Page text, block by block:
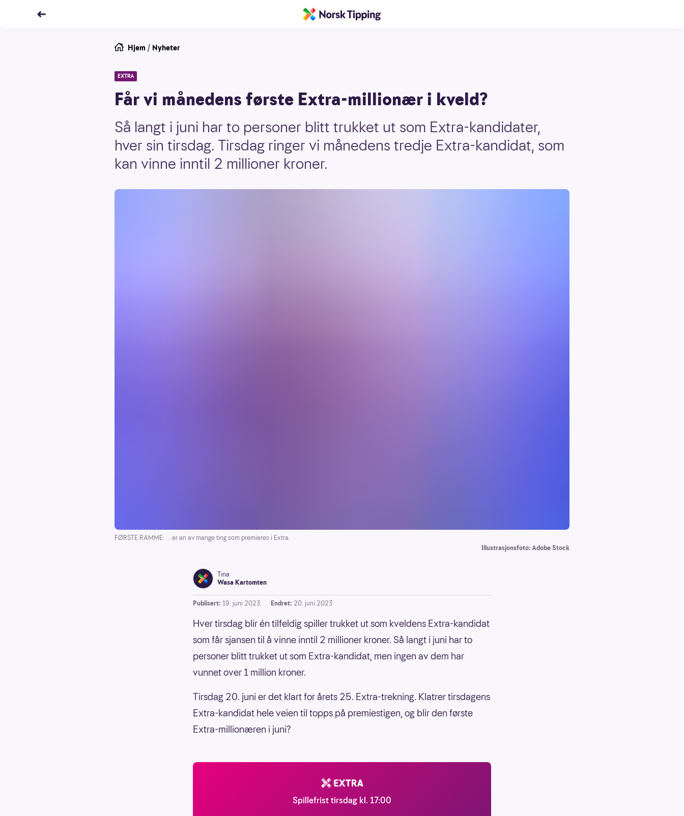
Hjem / Nyheter
EXTRA
Får vi månedens første Extra-millionær i kveld?
Så langt i juni har to personer blitt trukket ut som Extra-kandidater,
hver sin tirsdag. Tirsdag ringer vi månedens tredje Extra-kandidat, som
kan vinne inntil 2 millioner kroner.
FØRSTE RAMME: …er en av mange ting som premieres i Extra.
Illustrasjonsfoto: Adobe Stock
Tina
Wasa Kartomten
Publisert: 19. juni 2023 Endret: 20. juni 2023
Hver tirsdag blir én tilfeldig spiller trukket ut som kveldens Extra-kandidat
som får sjansen til å vinne inntil 2 millioner kroner. Så langt i juni har to
personer blitt trukket ut som Extra-kandidat, men ingen av dem har
vunnet over 1 million kroner.
Tirsdag 20. juni er det klart for årets 25. Extra-trekning. Klatrer tirsdagens
Extra-kandidat hele veien til topps på premiestigen, og blir den første
Extra-millionæren i juni?
Spillefrist tirsdag kl. 17:00